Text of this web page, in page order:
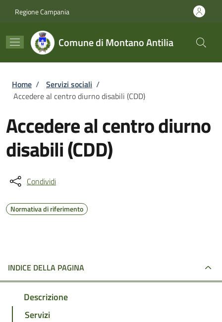
Regione Campania
Comune di Montano Antilia
Briciole di pane
Home / Servizi sociali /
Accedere al centro diurno disabili (CDD)
Accedere al centro diurno
disabili (CDD)
Condividi
Normativa di riferimento
INDICE DELLA PAGINA
Descrizione
Servizi